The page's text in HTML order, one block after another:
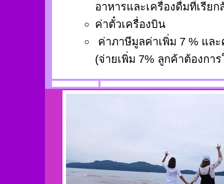
อาหารและเครื่องดื่มที่เรียก
ค่าตั๋วเครื่องบิน
ค่าภาษีมูลค่าเพิ่ม 7 % แล
(จ่ายเพิ่ม 7% ลูกค้าต้องการ